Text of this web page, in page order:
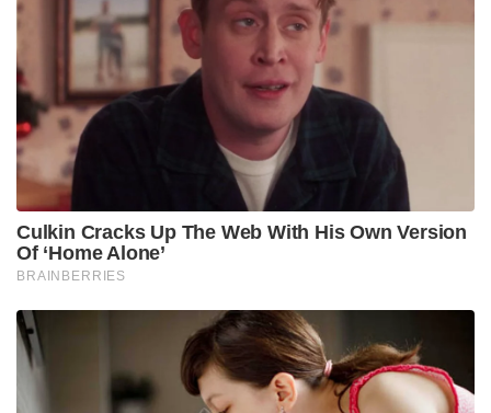
അത്തരം പ്രോട്ടോക്കോളുകളുടെ ആവശ്യമില്ലെന്നാണ്
ട്രംപ് കരുതുന്നത്. ലോകത്തിലെ മറ്റു പല പ്രമുഖ
നേതാക്കളോടും ട്രംപിന് ഇത്തരമൊരു
അടുപ്പമില്ലെന്നും, ഒന്നാം ഭരണകാലം മുതൽക്കേ
മോദിയുമായി ട്രംപിനുള്ളത് സവിശേഷമായ ഒരു
സമവാക്യമാണെന്നും അദ്ദേഹം കൂട്ടിച്ചേർത്തു.
Stories you may like
പാർലമെന്റിന്റെ മൺസൂൺ സമ്മേളനം അവസാന
സാധ്യത
‘എന്നെ കൊല്ലാനാണ് ശ്രമിക്കുന്നത്, കള്ളി എന്നു
വിളിച്ചു, തലയോട്ടി തകർക്കാൻ നോക്കി’ ;
വാഹനത്തിന് നേരെ കല്ലേറുണ്ടായതിനെ രൂക്ഷമായി
വിമർശിച്ച് മമത ബാനർജി